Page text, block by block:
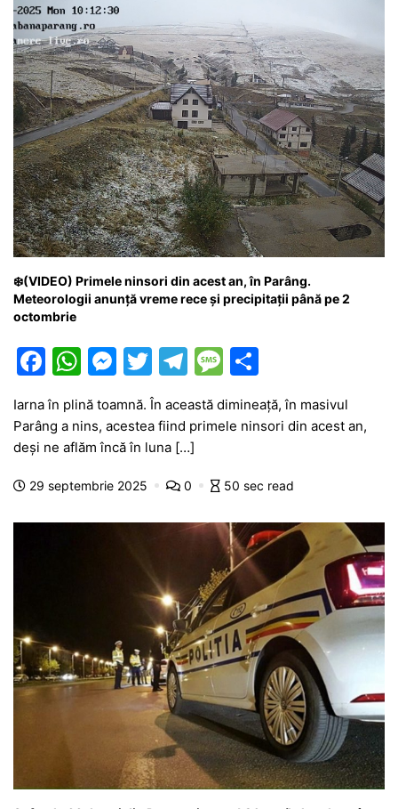
❄️(VIDEO) Primele ninsori din acest an, în Parâng.
Meteorologii anunță vreme rece și precipitații până pe 2
octombrie
F
c
e
b
o
o
W
at
s
A
p
p
M
s
s
e
g
T
w
itt
er
T
e
gr
a
m
M
s
a
e
ta
a
z
ă
Iarna în plină toamnă. În această dimineață, în masivul
Parâng a nins, acestea fiind primele ninsori din acest an,
deși ne aflăm încă în luna […]
29 septembrie 2025 0 50 sec read